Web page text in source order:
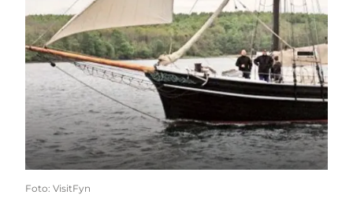
Foto: VisitFyn